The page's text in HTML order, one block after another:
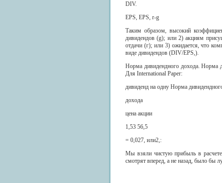
DIV.
EPS, EPS, r-g
Таким образом, высокий
дивидендов (g); или 2) акциям
отдачи (г); или 3) ожидается, что
виде дивидендов (DIV/EPS,).
Норма дивидендного дохода. Норма
Для International Paper:
дивиденд на одну Норма
дохода
цена акции
1,53 56,5
= 0,027, или2,:
Мы взяли чистую прибыль в
смотрят вперед, а не назад, было бы